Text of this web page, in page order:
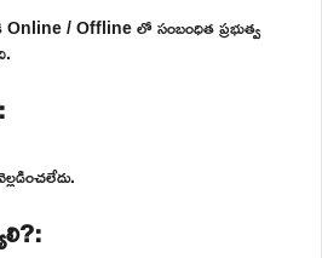
Online / Offline లో సంబంధిత ప్రభుత్వ